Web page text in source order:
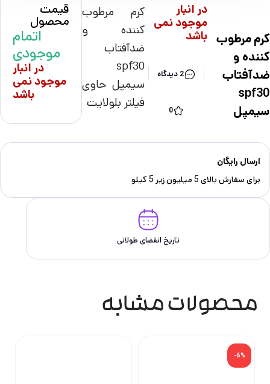
در انبار
موجود نمی
باشد
2 دیدگاه
0
کرم مرطوب
کننده و
ضدآفتاب
spf30
سیمپل
کرم مرطوب
کننده و
ضدآفتاب
spf30
سیمپل حاوی
فیلتر بلولایت
قیمت
محصول
اتمام
موجودی
در انبار
موجود نمی
باشد
ارسال رایگان
برای سفارش‌ بالای 5 میلیون زیر 5 کیلو
تاریخ انقضای طولانی
محصولات مشابه
-6%